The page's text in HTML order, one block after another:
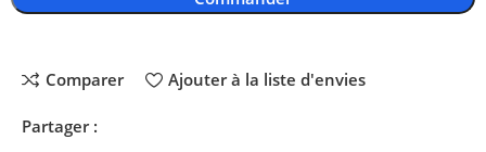
Comparer Ajouter à la liste d'envies
Partager :